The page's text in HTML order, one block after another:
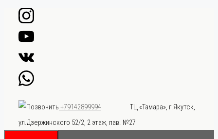
Перейти
содержимому
+79142899994
ТЦ «Тамара», г.Якутск,
ул.Дзержинского 52/2, 2 этаж, пав. №27